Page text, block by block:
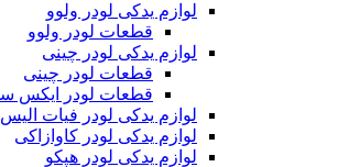
لوازم یدکی لودر ولوو
قطعات لودر ولوو
لوازم یدکی لودر چینی
قطعات لودر چینی
قطعات لودر ایکس سی ام جی xcmg
لوازم یدکی لودر فیات الیس
لوازم یدکی لودر کاوازاکی
لوازم یدکی لودر هپکو